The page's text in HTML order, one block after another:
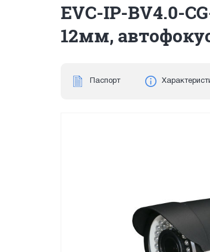
EVC-IP-BV4.0-
12мм,
Паспорт